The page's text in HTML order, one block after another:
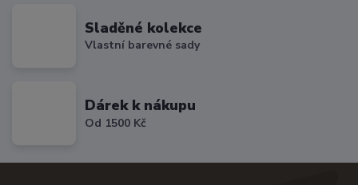
Sladěné kolekce
Vlastní barevné sady
Dárek k nákupu
Od 1500 Kč